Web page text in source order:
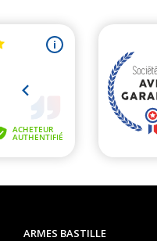
ARMES BASTILLE